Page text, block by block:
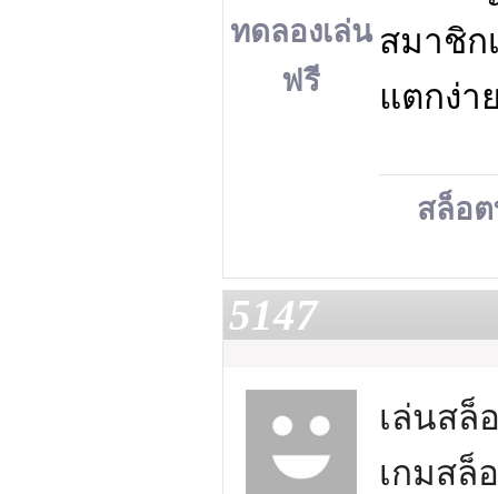
ทดลองเล่น
ฟรี
สมาชิก
แตกง่า
สล็อ
5147
เล่นสล็
เกมสล็